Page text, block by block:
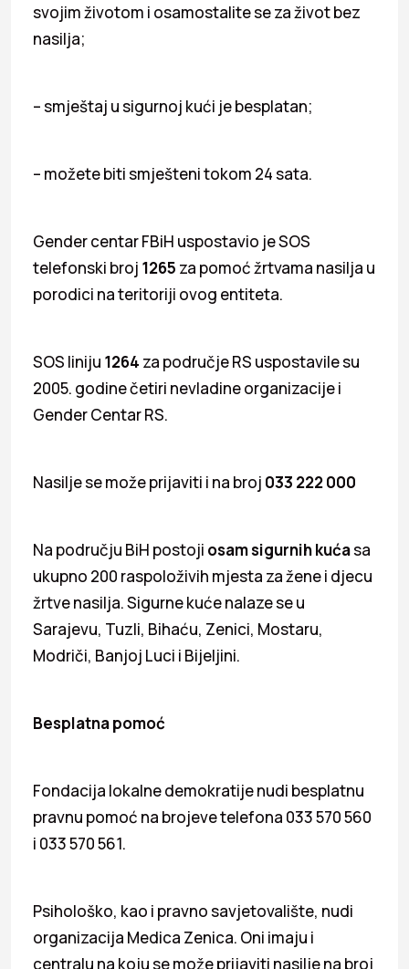
svojim životom i osamostalite se za život bez
nasilja;
– smještaj u sigurnoj kući je besplatan;
– možete biti smješteni tokom 24 sata.
Gender centar FBiH uspostavio je SOS
telefonski broj 1265 za pomoć žrtvama nasilja u
porodici na teritoriji ovog entiteta.
SOS liniju 1264 za područje RS uspostavile su
2005. godine četiri nevladine organizacije i
Gender Centar RS.
Nasilje se može prijaviti i na broj 033 222 000
Na području BiH postoji osam sigurnih kućasa
ukupno 200 raspoloživih mjesta za žene i djecu
žrtve nasilja. Sigurne kuće nalaze se u
Sarajevu, Tuzli, Bihaću, Zenici, Mostaru,
Modriči, Banjoj Luci i Bijeljini.
Besplatna pomoć
Fondacija lokalne demokratije nudi besplatnu
pravnu pomoć na brojeve telefona 033 570 560
i 033 570 561.
Psihološko, kao i pravno savjetovalište, nudi
organizacija Medica Zenica. Oni imaju i
centralu na koju se može prijaviti nasilje na broj